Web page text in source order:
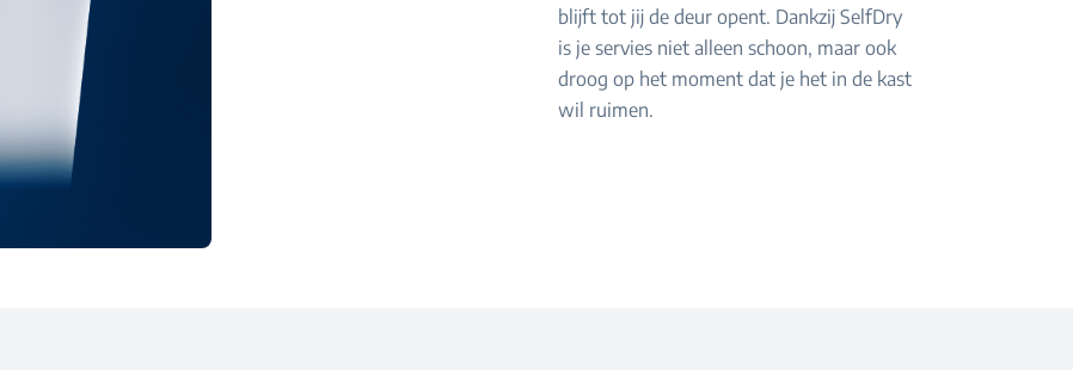
blijft tot jij de deur opent. Dankzij SelfDry
is je servies niet alleen schoon, maar ook
droog op het moment dat je het in de kast
wil ruimen.